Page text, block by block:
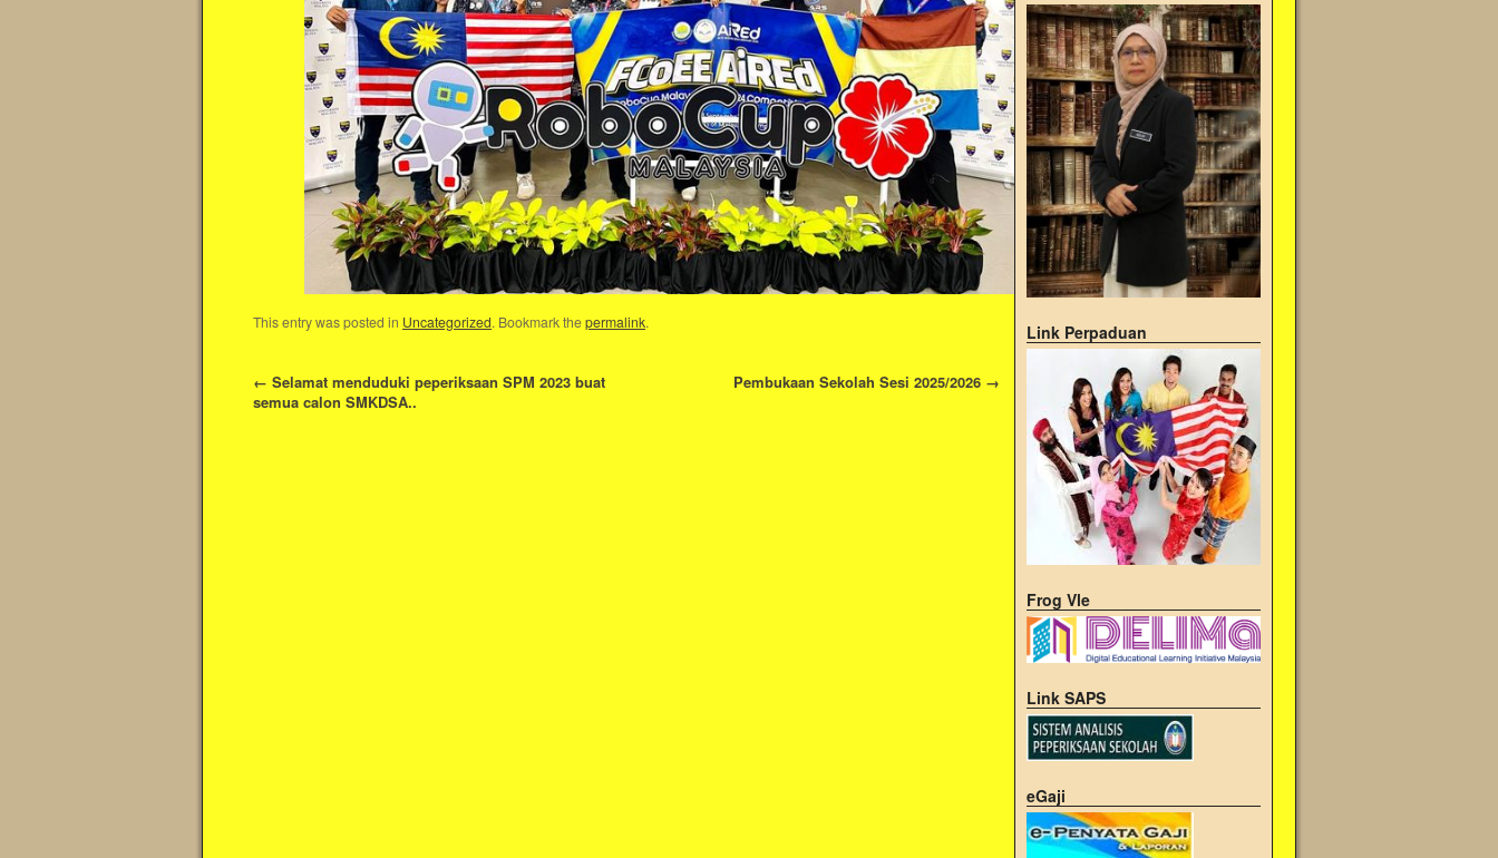
This entry was posted in Uncategorized. Bookmark thepermalink.
← Selamat menduduki peperiksaan SPM 2023 buat
semua calon SMKDSA..
Pembukaan Sekolah Sesi 2025/2026 →
Link Perpaduan
Frog Vle
Link SAPS
eGaji